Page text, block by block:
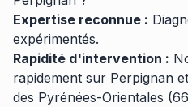
Expertise reconnue :
expérimentés.
Rapidité d'intervention :
rapidement sur Perpignan
des Pyrénées-Orientales